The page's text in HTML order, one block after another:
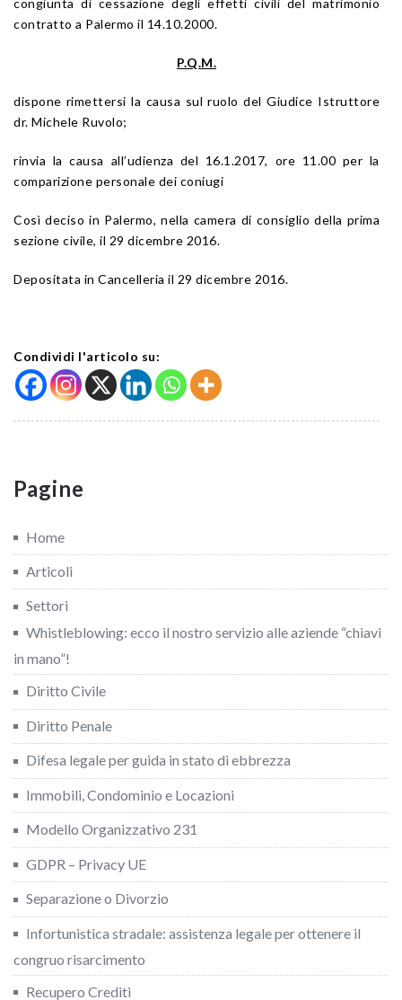
contratto a Palermo il 14.10.2000.
P.Q.M.
dispone rimettersi la causa sul ruolo del Giudice Istruttore
dr. Michele Ruvolo;
rinvia la causa all’udienza del 16.1.2017, ore 11.00 per la
comparizione personale dei coniugi
Così deciso in Palermo, nella camera di consiglio della prima
sezione civile, il 29 dicembre 2016.
Depositata in Cancelleria il 29 dicembre 2016.
Condividi l'articolo su:
Pagine
Home
Articoli
Settori
Whistleblowing: ecco il nostro servizio alle aziende “chiavi
in mano”!
Diritto Civile
Diritto Penale
Difesa legale per guida in stato di ebbrezza
Immobili, Condominio e Locazioni
Modello Organizzativo 231
GDPR – Privacy UE
Separazione o Divorzio
Infortunistica stradale: assistenza legale per ottenere il
congruo risarcimento
Recupero Crediti